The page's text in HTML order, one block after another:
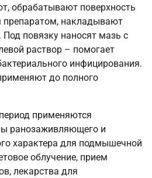
обрабатывают поверхность
препаратом, накладывают
Под повязку наносят мазь с
раствор – помогает
инфицирования.
до полного
применяются
ранозаживляющего и
характера для подмышечной
облучение, прием
лекарства для